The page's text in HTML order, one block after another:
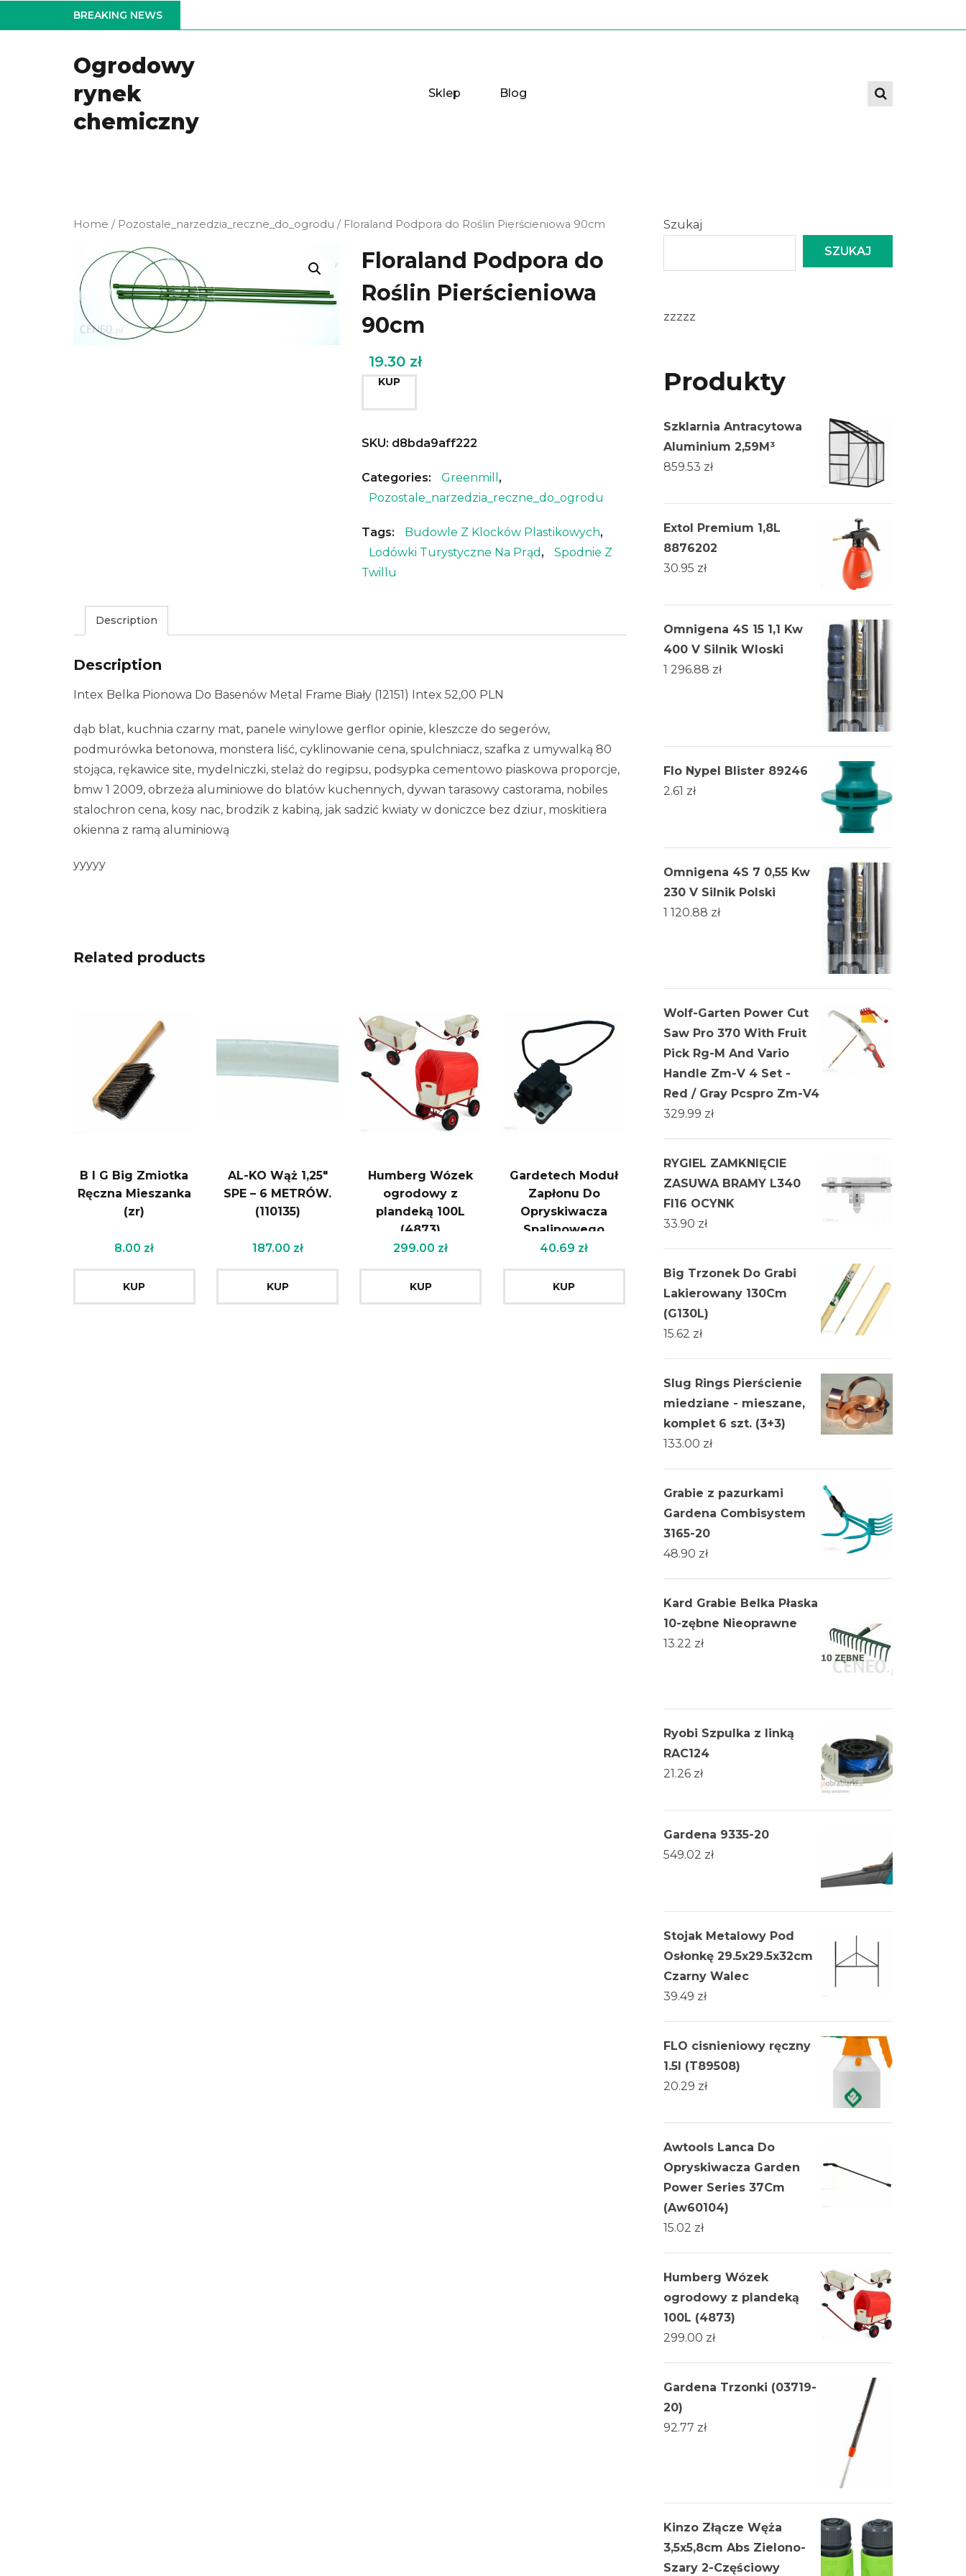
to
BREAKING NEWS
Ogrodowy
rynek
chemiczny
Sklep Blog
Home / Pozostale_narzedzia_reczne_do_ogrodu / Floraland Podpora do Roślin Pierścieniowa 90cm
Floraland Podpora do
Roślin Pierścieniowa
90cm
19.30 zł
KUP
SKU: d8bda9aff222
Categories: Greenmill ,
Pozostale_narzedzia_reczne_do_ogrodu
Tags: Budowle Z Klocków Plastikowych,
Lodówki Turystyczne Na Prąd ,
Spodnie Z
Twillu
Description
Description
Intex Belka Pionowa Do Basenów Metal Frame Biały (12151) Intex 52,00 PLN
dąb blat, kuchnia czarny mat, panele winylowe gerflor opinie, kleszcze do segerów,
podmurówka betonowa, monstera liść, cyklinowanie cena, spulchniacz, szafka z umywalką 80
stojąca, rękawice site, mydelniczki, stelaż do regipsu, podsypka cementowo piaskowa proporcje,
bmw 1 2009, obrzeża aluminiowe do blatów kuchennych, dywan tarasowy castorama, nobiles
stalochron cena, kosy nac, brodzik z kabiną, jak sadzić kwiaty w doniczce bez dziur, moskitiera
okienna z ramą aluminiową
yyyyy
Related products
B I G Big Zmiotka
Ręczna Mieszanka
(zr)
8.00 zł
KUP
AL-KO Wąż 1,25″
SPE – 6 METRÓW.
(110135)
187.00 zł
KUP
Humberg Wózek
ogrodowy z
plandeką 100L
(4873)
299.00 zł
KUP
Gardetech Moduł
Zapłonu Do
Opryskiwacza
Spalinowego
40.69 zł
KUP
Szukaj
SZUKAJ
zzzzz
Produkty
Szklarnia Antracytowa
Aluminium 2,59M³
859.53 zł
Extol Premium 1,8L
8876202
30.95 zł
Omnigena 4S 15 1,1 Kw
400 V Silnik Wloski
1 296.88 zł
Flo Nypel Blister 89246
2.61 zł
Omnigena 4S 7 0,55 Kw
230 V Silnik Polski
1 120.88 zł
Wolf-Garten Power Cut
Saw Pro 370 With Fruit
Pick Rg-M And Vario
Handle Zm-V 4 Set -
Red / Gray Pcspro Zm-V4
329.99 zł
RYGIEL ZAMKNIĘCIE
ZASUWA BRAMY L340
FI16 OCYNK
33.90 zł
Big Trzonek Do Grabi
Lakierowany 130Cm
(G130L)
15.62 zł
Slug Rings Pierścienie
miedziane - mieszane,
komplet 6 szt. (3+3)
133.00 zł
Grabie z pazurkami
Gardena Combisystem
3165-20
48.90 zł
Kard Grabie Belka Płaska
10-zębne Nieoprawne
13.22 zł
Ryobi Szpulka z linką
RAC124
21.26 zł
Gardena 9335-20
549.02 zł
Stojak Metalowy Pod
Osłonkę 29.5x29.5x32cm
Czarny Walec
39.49 zł
FLO cisnieniowy ręczny
1.5l (T89508)
20.29 zł
Awtools Lanca Do
Opryskiwacza Garden
Power Series 37Cm
(Aw60104)
15.02 zł
Humberg Wózek
ogrodowy z plandeką
100L (4873)
299.00 zł
Gardena Trzonki (03719-
20)
92.77 zł
Kinzo Złącze Węża
3,5x5,8cm Abs Zielono-
Szary 2-Częściowy